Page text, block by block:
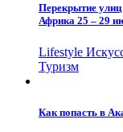
Перекрытие
Африка 25 – 29
Lifestyle
Туризм
Как попасть в